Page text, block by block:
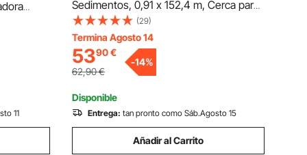
para
11
Sedimentos, 0,91 x 152,4 m, Cerca para
Control de Erosión, Tela de Polipropileno
Resistente Temporal de Grado Industrial,
para Obras de Construcción
(29)
Termina Agosto 14
5390€
62,90€
-14%
Disponible
Entrega: tan pronto como Sáb.Agosto 15
Añadir al Carrito